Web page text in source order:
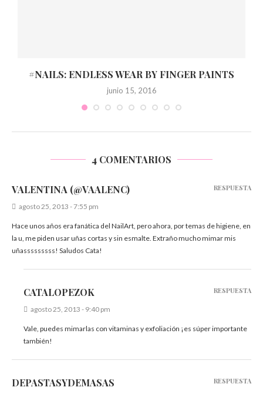
#NAILS: ENDLESS WEAR BY FINGER PAINTS
junio 15, 2016
4 COMENTARIOS
VALENTINA (@VAALENC)
agosto 25, 2013 - 7:55 pm
Hace unos años era fanática del NailArt, pero ahora, por temas de higiene, en
la u, me piden usar uñas cortas y sin esmalte. Extraño mucho mimar mis
uñasssssssss! Saludos Cata!
RESPUESTA
CATALOPEZOK
agosto 25, 2013 - 9:40 pm
Vale, puedes mimarlas con vitaminas y exfoliación ¡es súper importante
también!
RESPUESTA
DEPASTASYDEMASAS RESPUESTA